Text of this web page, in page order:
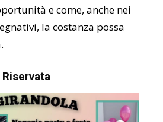
e come, anche nei
la costanza possa